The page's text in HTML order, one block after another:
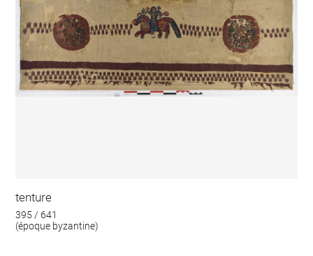
tenture
395 / 641
(époque byzantine)